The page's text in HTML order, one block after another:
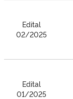
Edital
02/2025
Edital
01/2025